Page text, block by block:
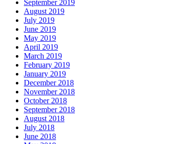
September 2019
August 2019
July 2019
June 2019
May 2019
April 2019
March 2019
February 2019
January 2019
December 2018
November 2018
October 2018
September 2018
August 2018
July 2018
June 2018